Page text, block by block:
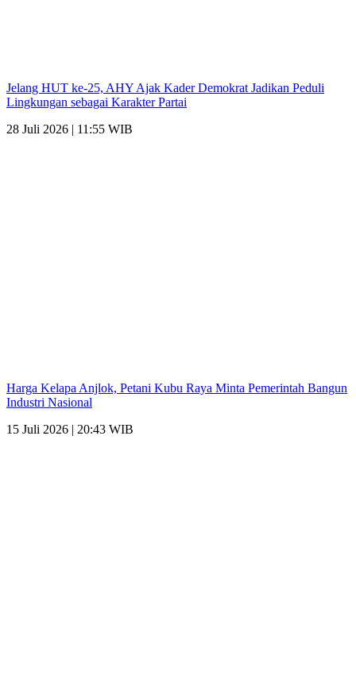
Jelang HUT ke-25, AHY Ajak Kader Demokrat Jadikan Peduli
Lingkungan sebagai Karakter Partai
28 Juli 2026 | 11:55 WIB
Harga Kelapa Anjlok, Petani Kubu Raya Minta Pemerintah Bangun
Industri Nasional
15 Juli 2026 | 20:43 WIB